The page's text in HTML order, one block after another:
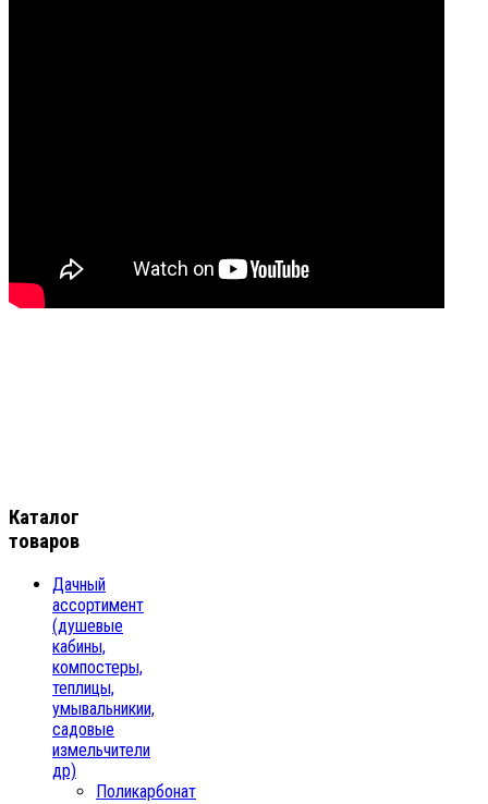
Каталог
товаров
Дачный
ассортимент
(душевые
кабины,
компостеры,
теплицы,
умывальникии,
садовые
измельчители
др)
Поликарбонат